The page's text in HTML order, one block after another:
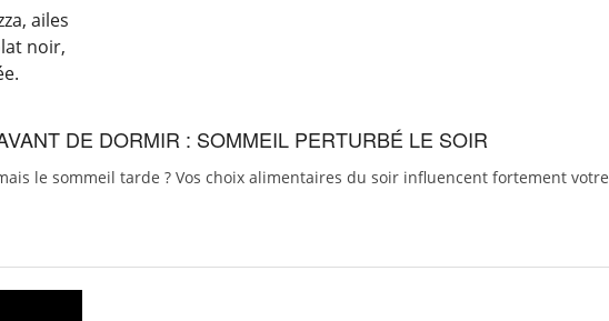
DE DORMIR : SOMMEIL PERTURBÉ LE SOIR
le sommeil tarde ? Vos choix alimentaires du soir influencent fortement votre